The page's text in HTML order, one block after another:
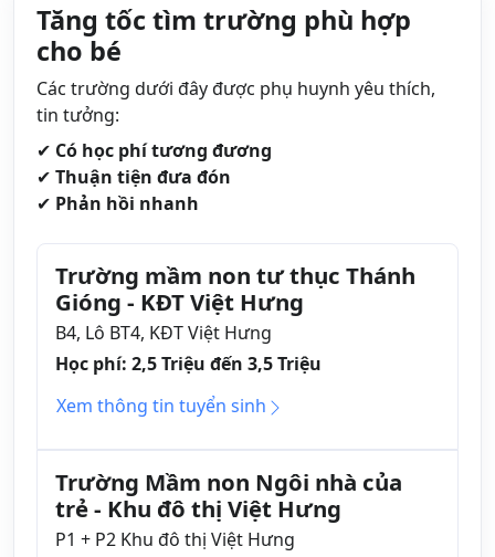
Tăng tốc tìm trường phù hợp
cho bé
Các trường dưới đây được phụ huynh yêu thích,
tin tưởng:
✔ Có học phí tương đương
✔ Thuận tiện đưa đón
✔ Phản hồi nhanh
Trường mầm non tư thục Thánh
Gióng - KĐT Việt Hưng
B4, Lô BT4, KĐT Việt Hưng
Học phí: 2,5 Triệu đến 3,5 Triệu
Xem thông tin tuyển sinh
Trường Mầm non Ngôi nhà của
trẻ - Khu đô thị Việt Hưng
P1 + P2 Khu đô thị Việt Hưng